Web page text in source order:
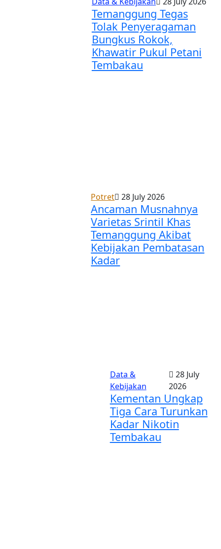
Temanggung Tegas
Tolak Penyeragaman
Bungkus Rokok,
Khawatir Pukul Petani
Tembakau
Potret 28 July 2026
Ancaman Musnahnya
Varietas Srintil Khas
Temanggung Akibat
Kebijakan Pembatasan
Kadar
Data &
Kebijakan
28 July
2026
Kementan Ungkap
Tiga Cara Turunkan
Kadar Nikotin
Tembakau